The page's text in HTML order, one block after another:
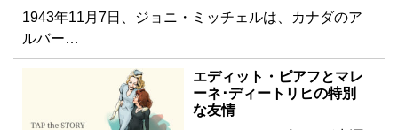
1943年11月7日、ジョニ・ミッチェルは、カナダのア
ルバー…
エディット・ピアフとマレ
ーネ･ディートリヒの特別
な友情